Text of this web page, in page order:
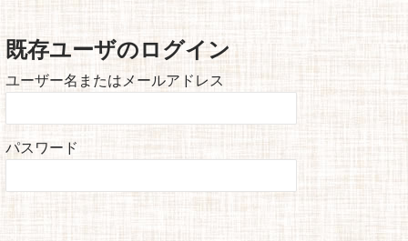
既存ユーザのログイン
ユーザー名またはメールアドレス
パスワード